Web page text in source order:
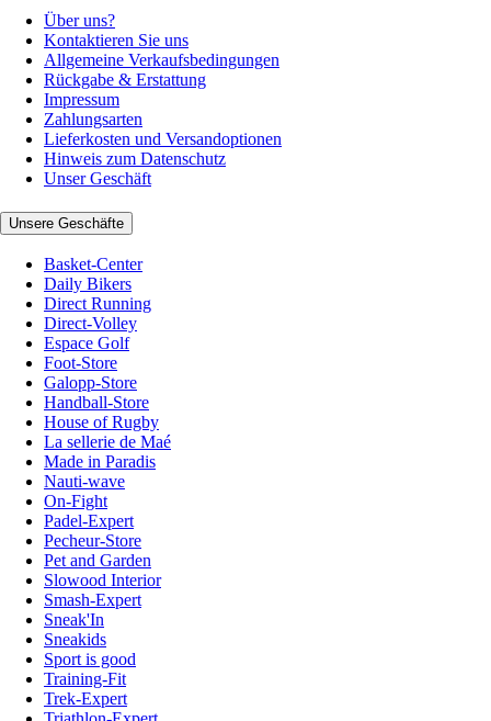
Über uns?
Kontaktieren Sie uns
Allgemeine Verkaufsbedingungen
Rückgabe & Erstattung
Impressum
Zahlungsarten
Lieferkosten und Versandoptionen
Hinweis zum Datenschutz
Unser Geschäft
Unsere Geschäfte
Basket-Center
Daily Bikers
Direct Running
Direct-Volley
Espace Golf
Foot-Store
Galopp-Store
Handball-Store
House of Rugby
La sellerie de Maé
Made in Paradis
Nauti-wave
On-Fight
Padel-Expert
Pecheur-Store
Pet and Garden
Slowood Interior
Smash-Expert
Sneak'In
Sneakids
Sport is good
Training-Fit
Trek-Expert